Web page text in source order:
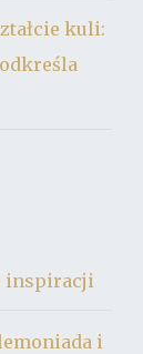
kuli:
inspiracji
i